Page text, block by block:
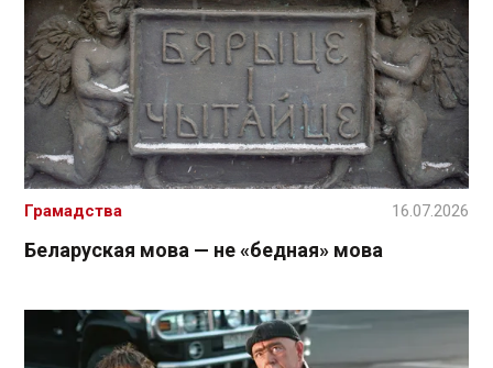
Беларуская мова — не «бедная» мова
Грамадства 16.07.2026